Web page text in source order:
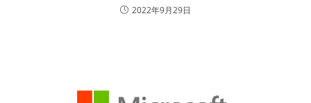
2022年9月29日